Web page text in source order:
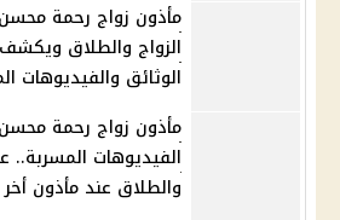
مأذون زواج رحمة
الزواج والطلاق
الوثائق والفيديوهات
مأذون زواج رحمة
الفيديوهات المسربة..
والطلاق عند مأذون أخر